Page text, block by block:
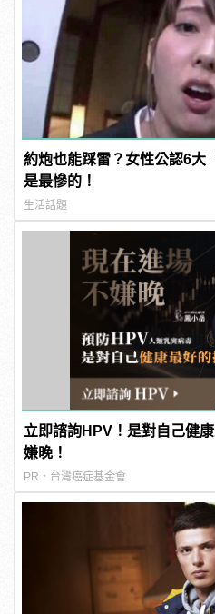
約炮也能踩雷？女性公認6大
是最慘的！
生活話題
立即諮詢HPV！是對自己健
嫌晚！
PR・台灣癌症基金會